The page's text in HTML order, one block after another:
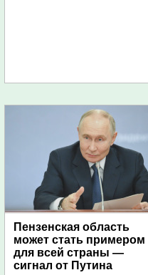
Пензенская область
может стать примером
для всей страны —
сигнал от Путина